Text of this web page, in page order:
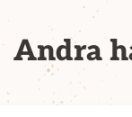
Andra